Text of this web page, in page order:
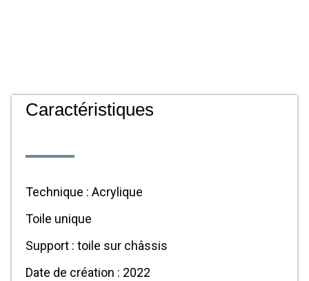
Caractéristiques
Technique : Acrylique
Toile unique
Support : toile sur châssis
Date de création : 2022